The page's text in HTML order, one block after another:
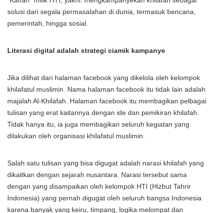
solusi dari segala permasalahan di dunia, termasuk bencana,
pemerintah, hingga sosial.
Literasi digital adalah strategi ciamik kampanye
Jika dilihat dari halaman facebook yang dikelola oleh kelompok
khilafatul muslimin. Nama halaman facebook itu tidak lain adalah
majalah Al-Khilafah. Halaman facebook itu membagikan pelbagai
tulisan yang erat kaitannya dengan ide dan pemikiran khilafah.
Tidak hanya itu, ia juga membagikan seluruh kegiatan yang
dilakukan oleh organisasi khilafatul muslimin.
Salah satu tulisan yang bisa digugat adalah narasi khilafah yang
dikaitkan dengan sejarah nusantara. Narasi tersebut sama
dengan yang disampaikan oleh kelompok HTI (Hizbut Tahrir
Indonesia) yang pernah digugat oleh seluruh bangsa Indonesia
karena banyak yang keiru, timpang, logika melompat dan